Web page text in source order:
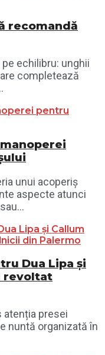
recomandă
echilibru: unghii
completează
unui acoperiș
aspecte atunci
Dua Lipa și
revoltat
atenția presei
nuntă organizată în